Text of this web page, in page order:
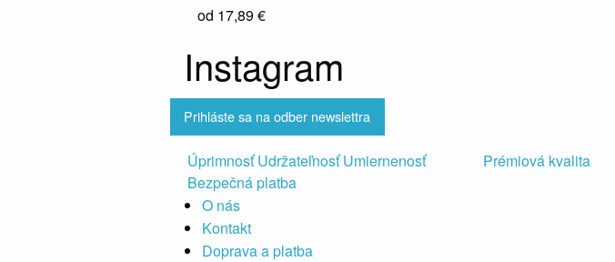
od 17,89 €
Instagram
Prihláste sa na odber newslettra
Úprimnosť Udržateľnosť Umiernenosť Prémiová kvalita
Bezpečná platba
O nás
Kontakt
Doprava a platba